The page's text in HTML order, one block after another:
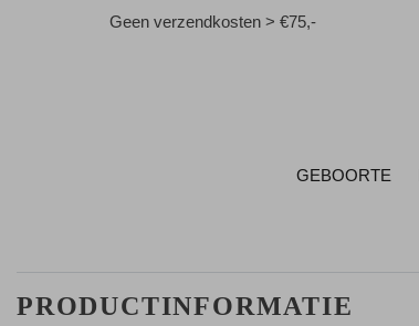
Geen verzendkosten > €75,-
GEBOORTE
PRODUCTINFORMATIE